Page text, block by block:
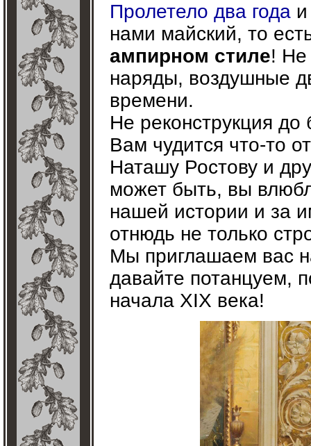
Пролетело два года
нами майский, то
ампирном стиле! Не
наряды, воздушные
времени.
Не реконструкция
Вам чудится что-то
Наташу Ростову и
может быть, вы
нашей истории и за
отнюдь не только
Мы приглашаем вас
давайте потанцуем,
начала XIX века!